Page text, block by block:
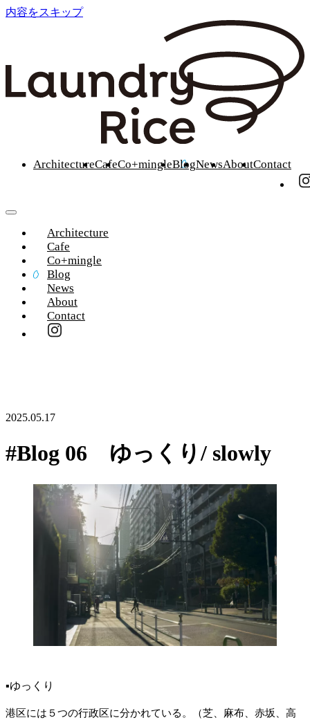
内容をスキップ
ArchitectureCafeCo+mingleBlogNewsAboutContact
Architecture
Cafe
Co+mingle
Blog
News
About
Contact
2025.05.17
#Blog 06 ゆっくり/ slowly
▪️ゆっくり
港区には５つの行政区に分かれている。（芝、麻布、赤坂、高